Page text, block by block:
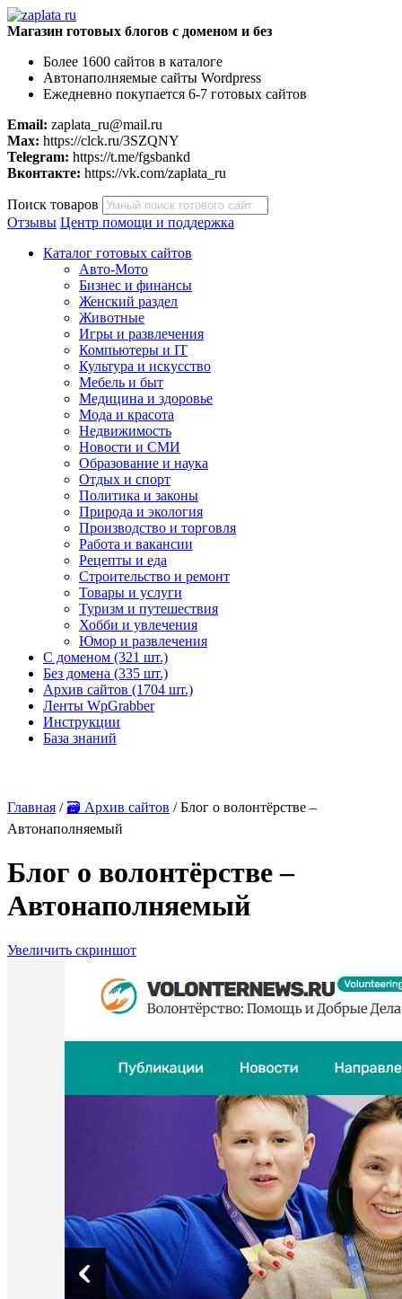
Магазин готовых блогов с доменом и без
Более 1600 сайтов в каталоге
Автонаполняемые сайты Wordpress
Ежедневно покупается 6-7 готовых сайтов
Email: zaplata_ru@mail.ru
Max: https://clck.ru/3SZQNY
Telegram: https://t.me/fgsbankd
Вконтакте: https://vk.com/zaplata_ru
Поиск товаров
Отзывы Центр помощи и поддержка
Каталог готовых сайтов
Авто-Мото
Бизнес и финансы
Женский раздел
Животные
Игры и развлечения
Компьютеры и IT
Культура и искусство
Мебель и быт
Медицина и здоровье
Мода и красота
Недвижимость
Новости и СМИ
Образование и наука
Отдых и спорт
Политика и законы
Природа и экология
Производство и торговля
Работа и вакансии
Рецепты и еда
Строительство и ремонт
Товары и услуги
Туризм и путешествия
Хобби и увлечения
Юмор и развлечения
С доменом (321 шт.)
Без домена (335 шт.)
Архив сайтов (1704 шт.)
Ленты WpGrabber
Инструкции
База знаний
Главная / 🗃 Архив сайтов / Блог о волонтёрстве –
Автонаполняемый
Блог о волонтёрстве –
Автонаполняемый
Увеличить скриншот